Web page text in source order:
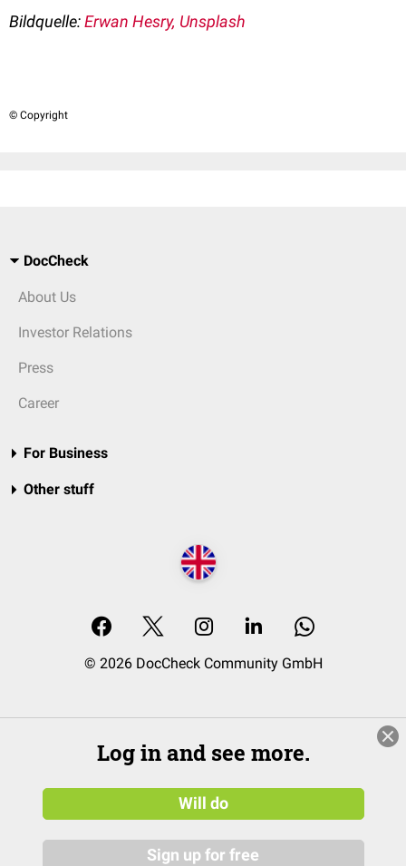
Bildquelle:Erwan Hesry, Unsplash
© Copyright
DocCheck
About Us
Investor Relations
Press
Career
For Business
Other stuff
© 2026 DocCheck Community GmbH
Log in and see more.
Will do
Sign up for free